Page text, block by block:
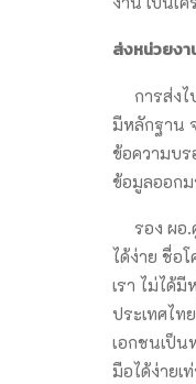
ส่งหน่วยง
การส่งไป
มีหลักฐาน
ข้อความบร
ข้อมูลออก
รอง ผอ.
ได้ง่าย ชื่อ
เรา ไม่ได้
ประเทศไท
เอกชนเป็น
มือได้ง่ายเ